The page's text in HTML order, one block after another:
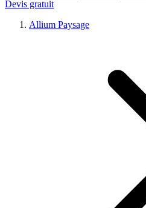
Devis gratuit
Allium Paysage